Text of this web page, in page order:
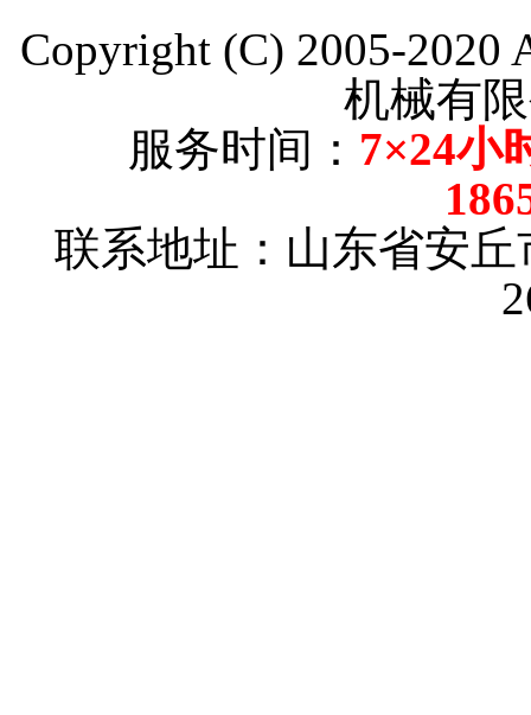
Copyright (C) 2005-2020
机械有
服务时间： 7×24小
联系地址：山东省安